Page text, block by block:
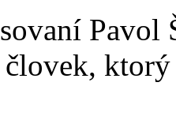
Pavol